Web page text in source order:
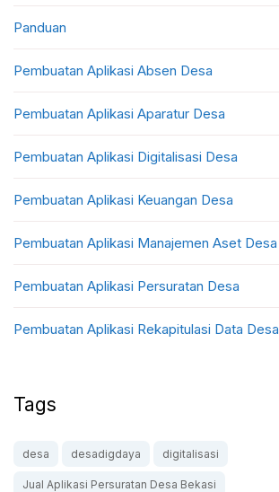
Panduan
Pembuatan Aplikasi Absen Desa
Pembuatan Aplikasi Aparatur Desa
Pembuatan Aplikasi Digitalisasi Desa
Pembuatan Aplikasi Keuangan Desa
Pembuatan Aplikasi Manajemen Aset Desa
Pembuatan Aplikasi Persuratan Desa
Pembuatan Aplikasi Rekapitulasi Data Desa
Tags
desa desadigdaya digitalisasi
Jual Aplikasi Persuratan Desa Bekasi